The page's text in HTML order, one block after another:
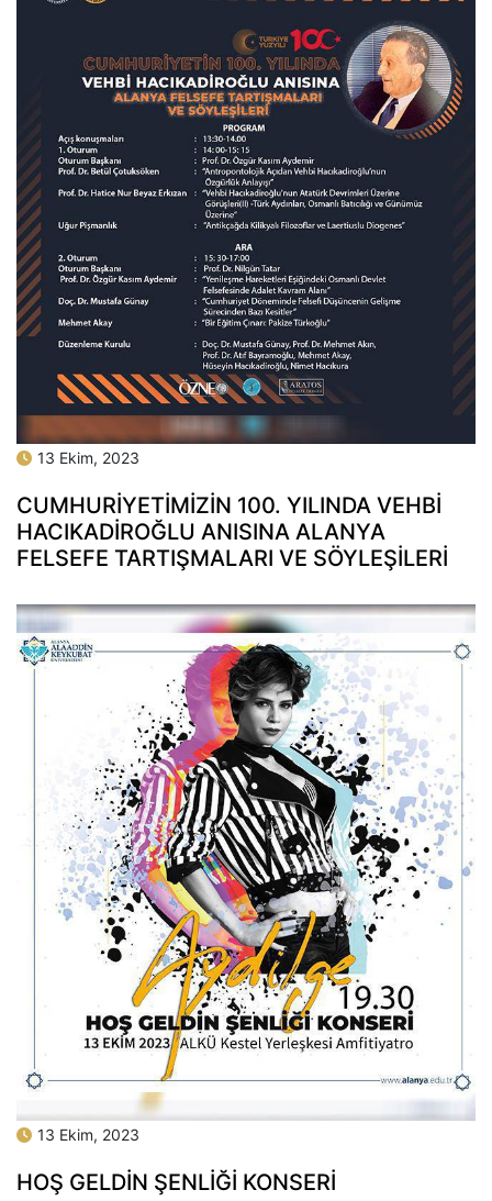
13 Ekim, 2023
CUMHURİYETİMİZİN 100. YILINDA VEHBİ
HACIKADİROĞLU ANISINA ALANYA
FELSEFE TARTIŞMALARI VE SÖYLEŞİLERİ
13 Ekim, 2023
HOŞ GELDİN ŞENLİĞİ KONSERİ